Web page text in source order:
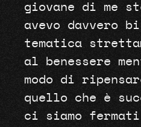
giovane di me
avevo davvero
tematica
al benessere
modo di
quello che è
ci siamo